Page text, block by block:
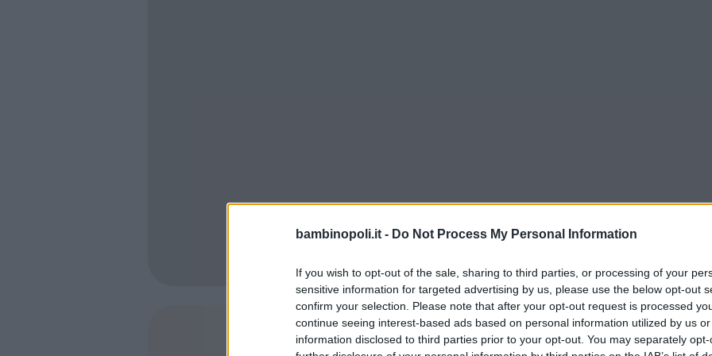
bambinopoli.it - Do Not Process My Personal Information
If you wish to opt-out of the sale, sharing to third parties, or processing of your
sensitive information for targeted advertising by us, please use the below opt-out
confirm your selection. Please note that after your opt-out request is processed
continue seeing interest-based ads based on personal information utilized by us
information disclosed to third parties prior to your opt-out. You may separately
SHARE Commenti